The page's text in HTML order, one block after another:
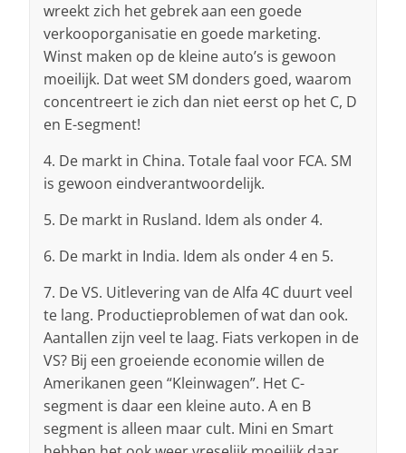
wreekt zich het gebrek aan een goede
verkooporganisatie en goede marketing.
Winst maken op de kleine auto’s is gewoon
moeilijk. Dat weet SM donders goed, waarom
concentreert ie zich dan niet eerst op het C, D
en E-segment!
4. De markt in China. Totale faal voor FCA. SM
is gewoon eindverantwoordelijk.
5. De markt in Rusland. Idem als onder 4.
6. De markt in India. Idem als onder 4 en 5.
7. De VS. Uitlevering van de Alfa 4C duurt veel
te lang. Productieproblemen of wat dan ook.
Aantallen zijn veel te laag. Fiats verkopen in de
VS? Bij een groeiende economie willen de
Amerikanen geen “Kleinwagen”. Het C-
segment is daar een kleine auto. A en B
segment is alleen maar cult. Mini en Smart